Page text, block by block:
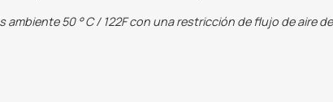
50 ° C / 122F con una restricción de flujo de aire